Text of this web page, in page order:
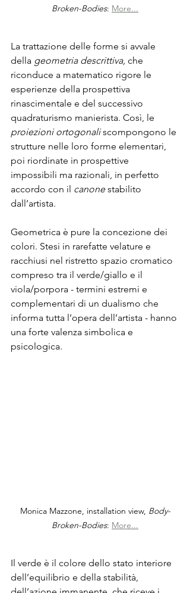
Broken-Bodies: More...
La trattazione delle forme si avvale
della geometria descrittiva, che
riconduce a matematico rigore le
esperienze della prospettiva
rinascimentale e del successivo
quadraturismo manierista. Così, le
proiezioni ortogonali scompongono le
strutture nelle loro forme elementari,
poi riordinate in prospettive
impossibili ma razionali, in perfetto
accordo con il canone stabilito
dall’artista.
Geometrica è pure la concezione dei
colori. Stesi in rarefatte velature e
racchiusi nel ristretto spazio cromatico
compreso tra il verde/giallo e il
viola/porpora - termini estremi e
complementari di un dualismo che
informa tutta l’opera dell’artista - hanno
una forte valenza simbolica e
psicologica.
Monica Mazzone, installation view, Body-
Broken-Bodies: More...
Il verde è il colore dello stato interiore
dell’equilibrio e della stabilità,